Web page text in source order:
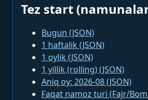
Tez start
Bugun (JSON)
1 haftalik (JSON)
1 oylik (JSON)
1 yillik (rolling) (JSON)
Aniq oy: 2026-08 (JSON)
Faqat namoz turi (Fajr/